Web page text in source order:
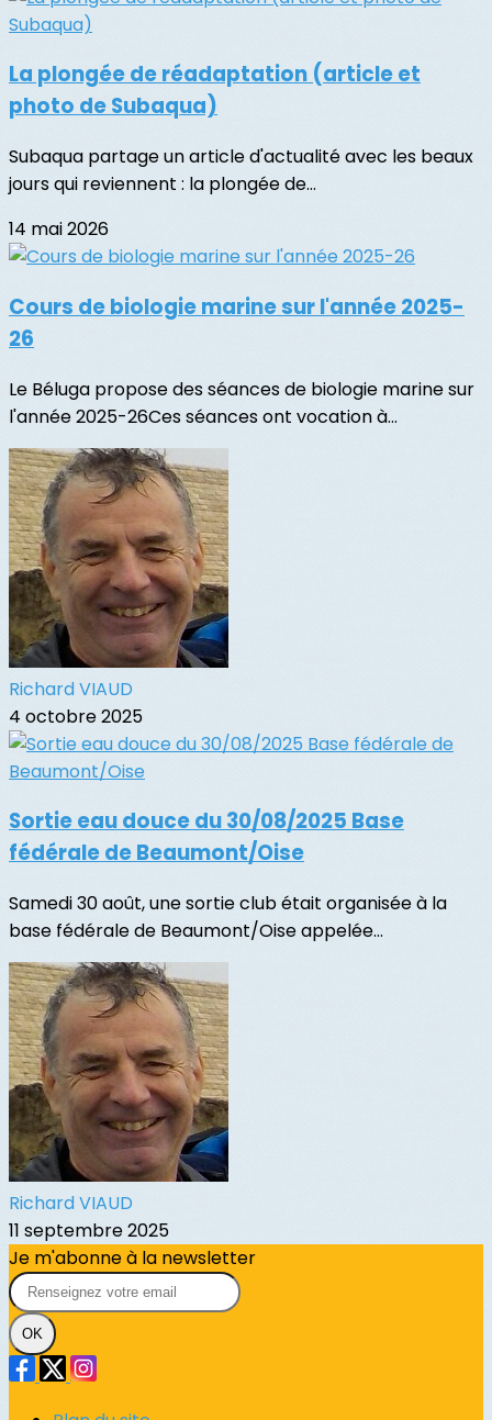
La plongée de réadaptation (article et
photo de Subaqua)
Subaqua partage un article d'actualité avec les beaux
jours qui reviennent : la plongée de...
14 mai 2026
Cours de biologie marine sur l'année 2025-
26
Le Béluga propose des séances de biologie marine sur
l'année 2025-26Ces séances ont vocation à...
Richard VIAUD
4 octobre 2025
Sortie eau douce du 30/08/2025 Base
fédérale de Beaumont/Oise
Samedi 30 août, une sortie club était organisée à la
base fédérale de Beaumont/Oise appelée...
Richard VIAUD
11 septembre 2025
Je m'abonne à la newsletter
OK